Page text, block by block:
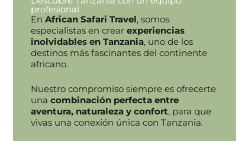
profesional
En African Safari Travel, somos
especialistas en crear experiencias
inolvidables en Tanzania, uno de los
destinos más fascinantes del continente
africano.
Nuestro compromiso siempre es ofrecerte
una combinación perfecta entre
aventura, naturaleza y confort, para que
vivas una conexión única con Tanzania.